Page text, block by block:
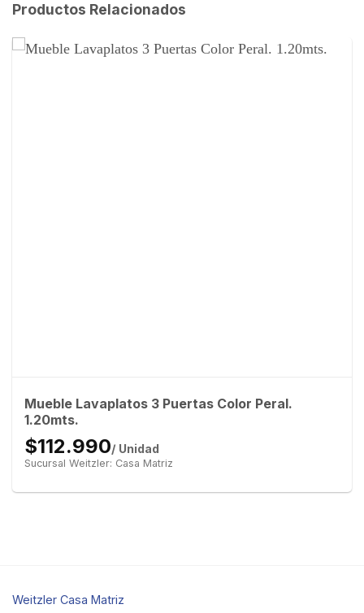
Productos Relacionados
Mueble Lavaplatos 3 Puertas Color Peral.
1.20mts.
$112.990/ Unidad
Sucursal Weitzler: Casa Matriz
Weitzler Casa Matriz